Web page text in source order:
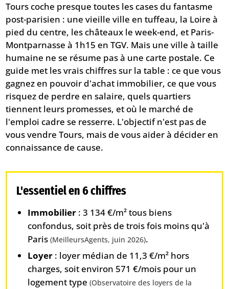
Tours coche presque toutes les cases du fantasme
post-parisien : une vieille ville en tuffeau, la Loire à
pied du centre, les châteaux le week-end, et Paris-
Montparnasse à 1h15 en TGV. Mais une ville à taille
humaine ne se résume pas à une carte postale. Ce
guide met les vrais chiffres sur la table : ce que vous
gagnez en pouvoir d'achat immobilier, ce que vous
risquez de perdre en salaire, quels quartiers
tiennent leurs promesses, et où le marché de
l'emploi cadre se resserre. L'objectif n'est pas de
vous vendre Tours, mais de vous aider à décider en
connaissance de cause.
L'essentiel en 6 chiffres
Immobilier : 3 134 €/m² tous biens
confondus, soit près de trois fois moins qu'à
Paris(MeilleursAgents, juin 2026).
Loyer : loyer médian de 11,3 €/m² hors
charges, soit environ 571 €/mois pour un
logement type(Observatoire des loyers de la